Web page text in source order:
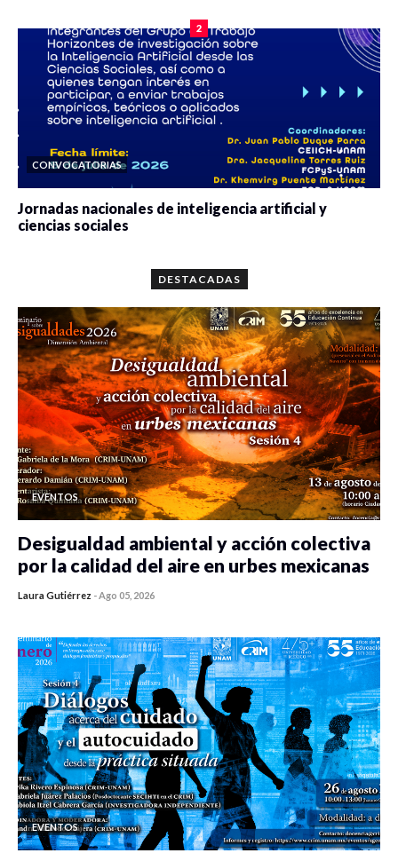
2
CONVOCATORIAS
Jornadas nacionales de inteligencia artificial y
ciencias sociales
DESTACADAS
EVENTOS
Desigualdad ambiental y acción colectiva
por la calidad del aire en urbes mexicanas
Laura Gutiérrez -Ago 05, 2026
EVENTOS